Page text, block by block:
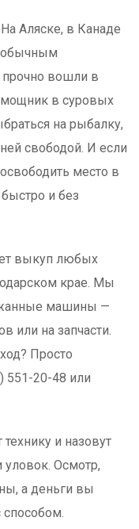
Аляске, в Канаде
обычным
прочно вошли в
в суровых
на рыбалку,
свободой. И если
место в
и без
выкуп любых
крае. Мы
машины —
или на запчасти.
Просто
551-20-48 или
и назовут
Осмотр,
а деньги вы